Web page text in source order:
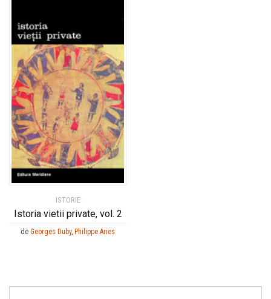
ISTORIE
Istoria vietii private, vol. 2
de Georges Duby, Philippe Aries